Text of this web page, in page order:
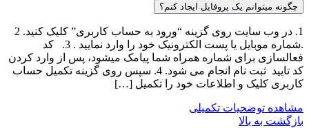
چگونه میتوانم یک پروفایل ایجاد کنم؟
1. در وب سایت روی گزینه “ورود به حساب کاربری” کلیک کنید. 2
.شماره موبایل یا پست الکترونیک خود را وارد نمایید . 3. کد
فعالسازی برای شماره همراه شما پیامک میشود، پس از وارد کردن
کد تایید ثبت نام انجام می شود. 4. سپس روی گزینه تکمیل حساب
کاربری کلیک و اطلاعات خود را تکمیل […]
مشاهده توضحیات تکمیلی
بازگشت به بالا